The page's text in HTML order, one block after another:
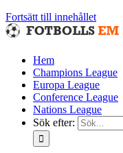
Fortsätt till innehållet
Hem
Champions League
Europa League
Conference League
Nations League
Sök efter: